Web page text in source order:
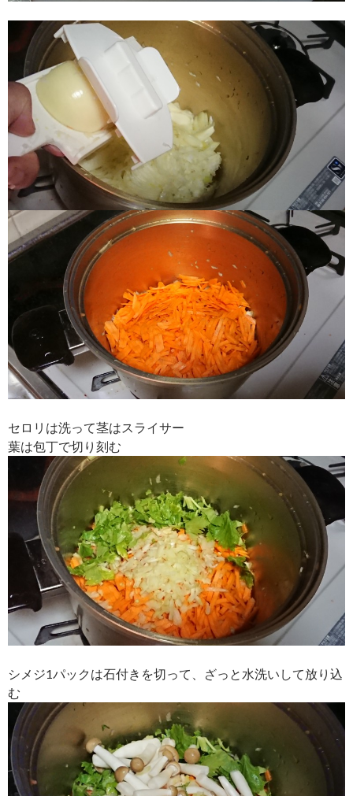
セロリは洗って茎はスライサー
葉は包丁で切り刻む
シメジ1パックは石付きを切って、ざっと水洗いして放り込
む